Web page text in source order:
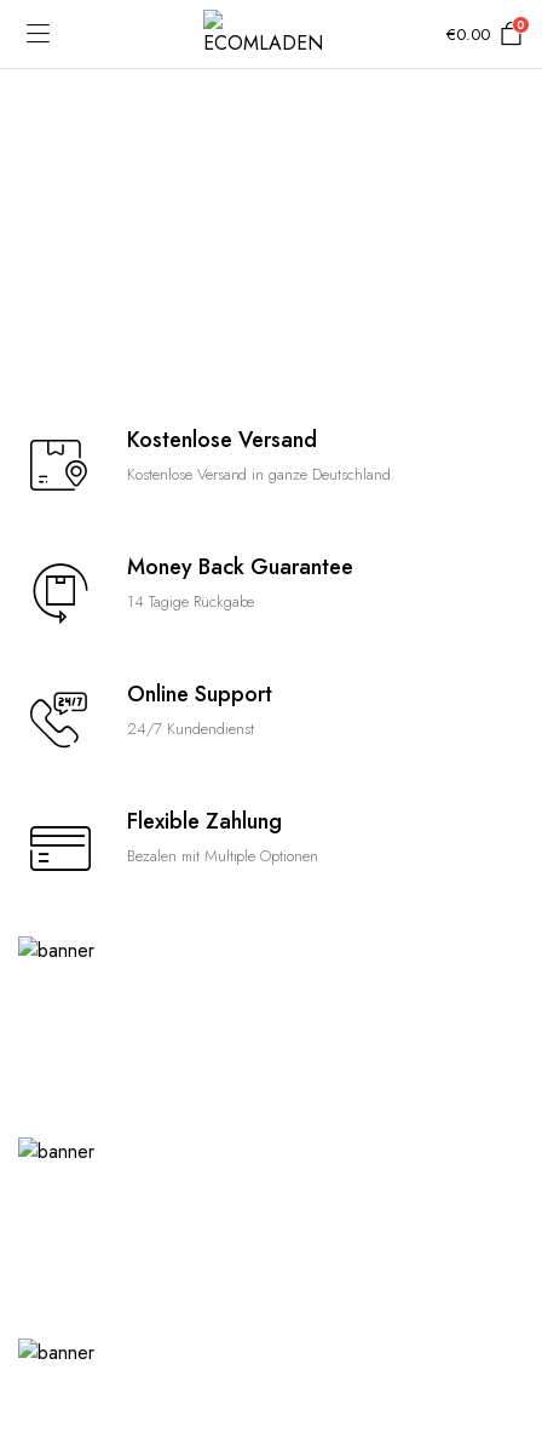
€0.00 0
Kostenlose Versand
Kostenlose Versand in ganze Deutschland.
Money Back Guarantee
14 Tagige Rückgabe
Online Support
24/7 Kundendienst
Flexible Zahlung
Bezalen mit Multiple Optionen